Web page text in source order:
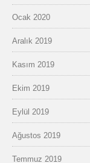
Ocak 2020
Aralık 2019
Kasım 2019
Ekim 2019
Eylül 2019
Ağustos 2019
Temmuz 2019